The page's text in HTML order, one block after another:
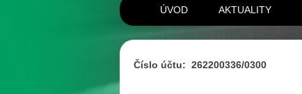
ÚVOD AKTUALITY
Číslo účtu: 262200336/0300